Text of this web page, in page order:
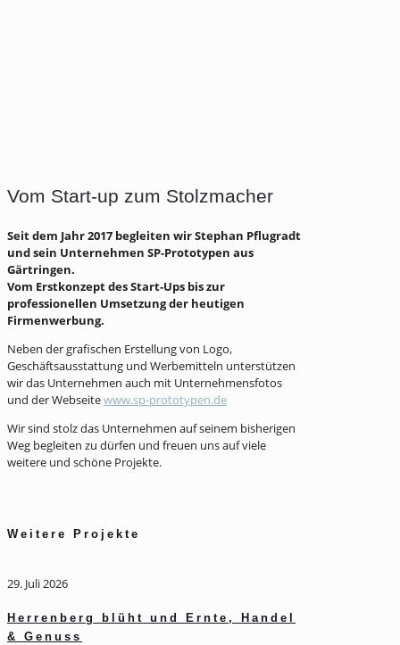
Vom Start-up zum Stolzmacher
Seit dem Jahr 2017 begleiten wir Stephan Pflugradt
und sein Unternehmen SP-Prototypen aus
Gärtringen.
Vom Erstkonzept des Start-Ups bis zur
professionellen Umsetzung der heutigen
Firmenwerbung.
Neben der grafischen Erstellung von Logo,
Geschäftsausstattung und Werbemitteln unterstützen
wir das Unternehmen auch mit Unternehmensfotos
und der Webseitewww.sp-prototypen.de
Wir sind stolz das Unternehmen auf seinem bisherigen
Weg begleiten zu dürfen und freuen uns auf viele
weitere und schöne Projekte.
Weitere Projekte
29. Juli 2026
Herrenberg blüht und Ernte, Handel
& Genuss